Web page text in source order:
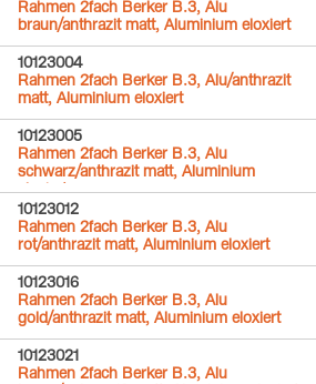
Rahmen 2fach Berker B.3, Alu
braun/anthrazit matt, Aluminium eloxiert
10123004
Rahmen 2fach Berker B.3, Alu/anthrazit
matt, Aluminium eloxiert
10123005
Rahmen 2fach Berker B.3, Alu
schwarz/anthrazit matt, Aluminium
eloxiert
10123012
Rahmen 2fach Berker B.3, Alu
rot/anthrazit matt, Aluminium eloxiert
10123016
Rahmen 2fach Berker B.3, Alu
gold/anthrazit matt, Aluminium eloxiert
10123021
Rahmen 2fach Berker B.3, Alu